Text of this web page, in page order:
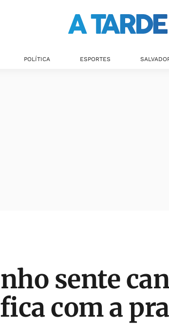
POLÍTICA ESPORTES
sente
com a